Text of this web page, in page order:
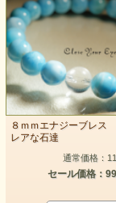
８ｍｍエナジーブレ
レアな石達
通常価格：
セール価格：